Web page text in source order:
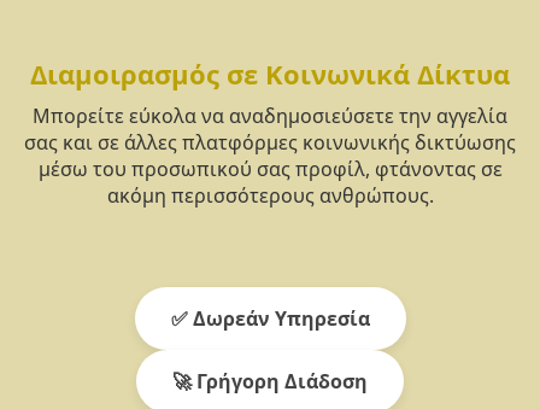
Διαμοιρασμός σε Κοινωνικά Δίκτυα
Μπορείτε εύκολα να αναδημοσιεύσετε την αγγελία
σας και σε άλλες πλατφόρμες κοινωνικής δικτύωσης
μέσω του προσωπικού σας προφίλ, φτάνοντας σε
ακόμη περισσότερους ανθρώπους.
✅ Δωρεάν Υπηρεσία
🚀 Γρήγορη Διάδοση